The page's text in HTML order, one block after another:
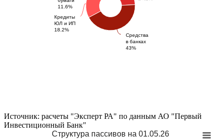
Средства
в банках
43%
Кредиты
ЮЛ и ИП
18.2%
11.6%
Источник: расчеты "Эксперт РА" по данным АО "Первый
Инвестиционный Банк"
Структура пассивов на 01.05.26